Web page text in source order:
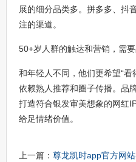
展的细分品类多。拼多多、抖
注的渠道。
50+岁人群的触达和营销，需要
和年轻人不同，他们更希望“
依赖熟人推荐和圈子传播。品
打造符合银发审美想象的网红
给足情绪价值。
上一篇： 尊龙凯时app官方网